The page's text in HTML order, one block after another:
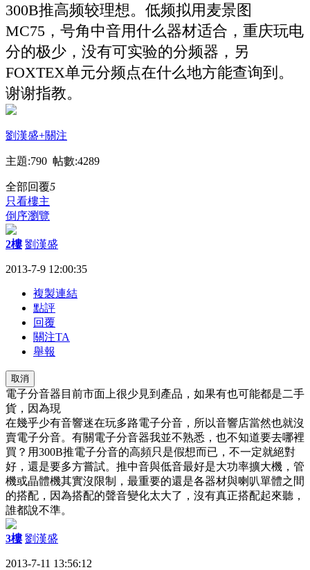
300B推高频较理想。低频拟用麦景图
MC75，号角中音用什么器材适合，重庆玩电
分的极少，没有可实验的分频器，另
FOXTEX单元分频点在什么地方能查询到。
谢谢指教。
劉漢盛+關注
主題:790 帖數:4289
全部回覆5
只看樓主
倒序瀏覽
2樓 劉漢盛
2013-7-9 12:00:35
複製連結
點評
回覆
關注TA
舉報
取消
電子分音器目前市面上很少見到產品，如果有也可能都是二手
貨，因為現
在幾乎少有音響迷在玩多路電子分音，所以音響店當然也就沒
賣電子分音。有關電子分音器我並不熟悉，也不知道要去哪裡
買？用300B推電子分音的高頻只是假想而已，不一定就絕對
好，還是要多方嘗試。推中音與低音最好是大功率擴大機，管
機或晶體機其實沒限制，最重要的還是各器材與喇叭單體之間
的搭配，因為搭配的聲音變化太大了，沒有真正搭配起來聽，
誰都說不準。
3樓 劉漢盛
2013-7-11 13:56:12